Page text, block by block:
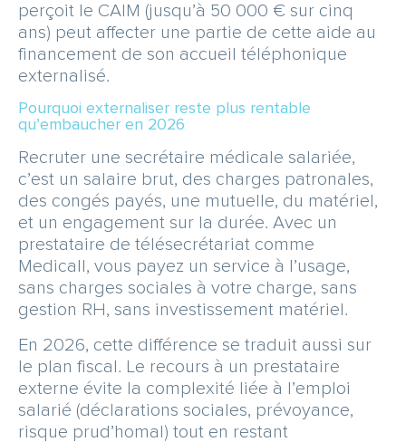
perçoit le CAIM (jusqu’à 50 000 € sur cinq
ans) peut affecter une partie de cette aide au
financement de son accueil téléphonique
externalisé.
Pourquoi externaliser reste plus rentable
qu’embaucher en 2026
Recruter une secrétaire médicale salariée,
c’est un salaire brut, des charges patronales,
des congés payés, une mutuelle, du matériel,
et un engagement sur la durée. Avec un
prestataire de télésecrétariat comme
Medicall, vous payez un service à l’usage,
sans charges sociales à votre charge, sans
gestion RH, sans investissement matériel.
En 2026, cette différence se traduit aussi sur
le plan fiscal. Le recours à un prestataire
externe évite la complexité liée à l’emploi
salarié (déclarations sociales, prévoyance,
risque prud’homal) tout en restant